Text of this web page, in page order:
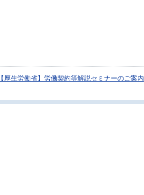
【厚生労働省】労働契約等解説セミナーのご案内